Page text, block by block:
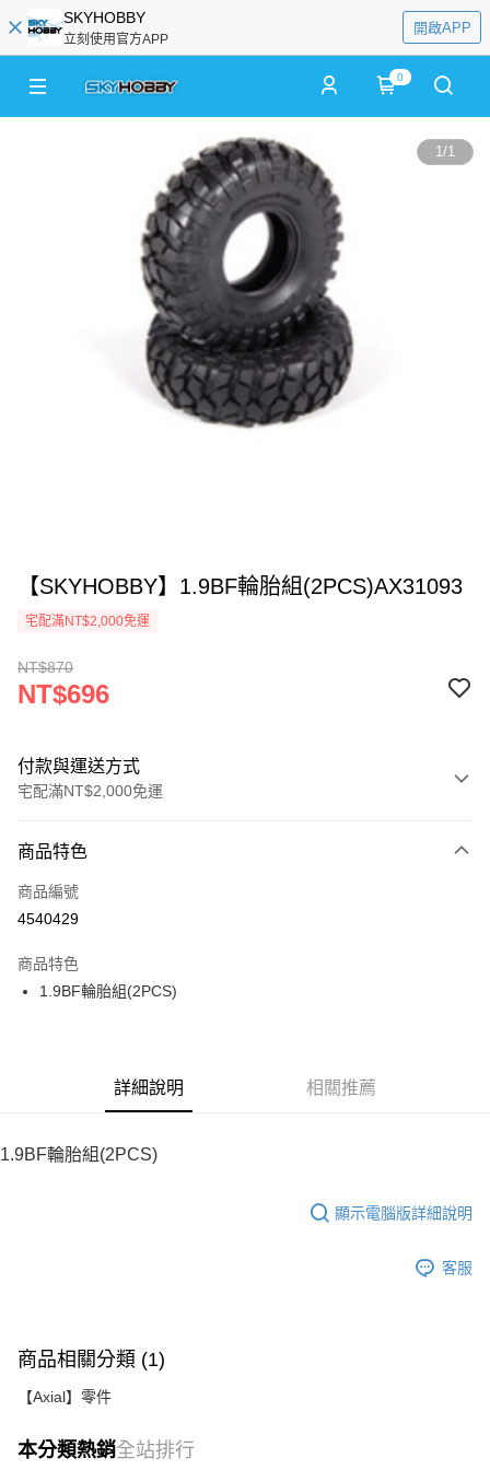
SKYHOBBY
立刻使用官方APP
開啟APP
0
1/1
【SKYHOBBY】1.9BF輪胎組(2PCS)AX31093
宅配滿NT$2,000免運
NT$870
NT$696
付款與運送方式
宅配滿NT$2,000免運
信用卡一次付款
LINE Pay
街口支付
每筆NT$100，滿NT$2,000(含以上)免運費
商品特色
商品編號
4540429
商品特色
1.9BF輪胎組(2PCS)
詳細說明 相關推薦
1.9BF輪胎組(2PCS)
顯示電腦版詳細說明
客服
商品相關分類 (1)
【Axial】零件
本分類熱銷全站排行